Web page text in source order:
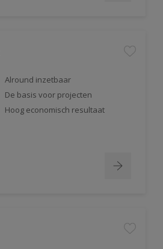
Alround inzetbaar
De basis voor projecten
Hoog economisch resultaat